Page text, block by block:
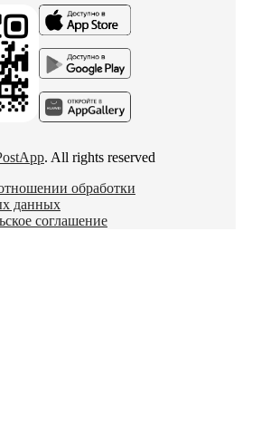
. All rights reserved
обработки
данных
соглашение